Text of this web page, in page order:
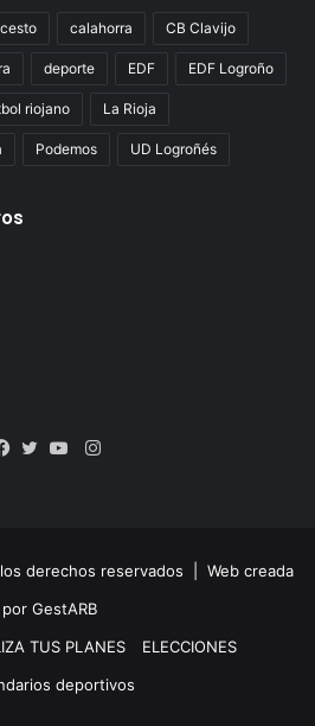
calahorra CB Clavijo
deporte EDF EDF Logroño
riojano La Rioja
Podemos UD Logroñés
Instagram
derechos reservados | Web creada
por GestARB
TUS PLANES
ELECCIONES
deportivos